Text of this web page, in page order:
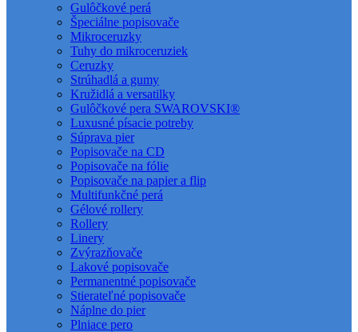
Gulôčkové perá
Špeciálne popisovače
Mikroceruzky
Tuhy do mikroceruziek
Ceruzky
Strúhadlá a gumy
Kružidlá a versatilky
Gulôčkové pera SWAROVSKI®
Luxusné písacie potreby
Súprava pier
Popisovače na CD
Popisovače na fólie
Popisovače na papier a flip
Multifunkčné perá
Gélové rollery
Rollery
Linery
Zvýrazňovače
Lakové popisovače
Permanentné popisovače
Stierateľné popisovače
Náplne do pier
Plniace pero